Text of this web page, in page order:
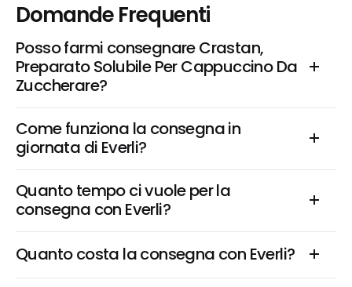
Domande Frequenti
Posso farmi consegnare Crastan,
Preparato Solubile Per Cappuccino Da
Zuccherare?
Come funziona la consegna in
giornata di Everli?
Quanto tempo ci vuole per la
consegna con Everli?
Quanto costa la consegna con Everli?